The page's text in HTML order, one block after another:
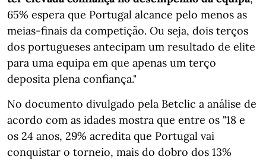
65% espera que Portugal alcance pelo menos as
meias-finais da competição. Ou seja, dois terços
dos portugueses antecipam um resultado de elite
para uma equipa em que apenas um terço
deposita plena confiança."
No documento divulgado pela Betclic a análise de
acordo com as idades mostra que entre os "18 e
os 24 anos, 29% acredita que Portugal vai
conquistar o torneio, mais do dobro dos 13%